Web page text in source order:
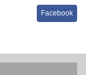
Facebook